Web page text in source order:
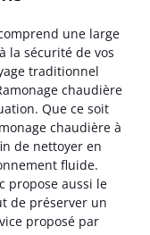
une large
la sécurité de vos
traditionnel
chaudière
Que ce soit
chaudière à
de nettoyer en
fluide.
propose aussi le
de préserver un
proposé par